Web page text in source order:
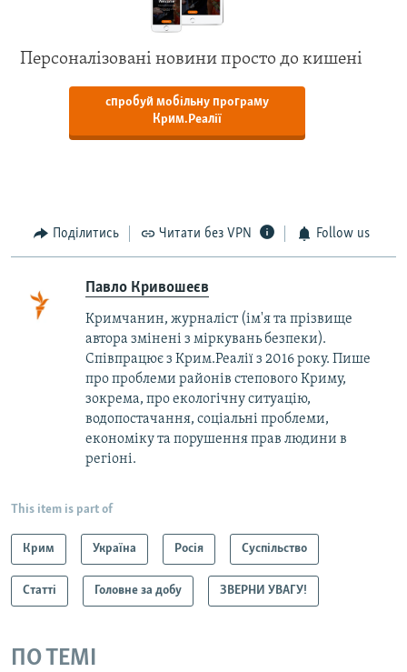
Персоналізовані новини просто до кишені
спробуй мобільну програму
Крим.Реалії
Поділитись Читати без VPN Follow us
Павло Кривошеєв
Кримчанин, журналіст (ім'я та прізвище
автора змінені з міркувань безпеки).
Співпрацює з Крим.Реалії з 2016 року. Пише
про проблеми районів степового Криму,
зокрема, про екологічну ситуацію,
водопостачання, соціальні проблеми,
економіку та порушення прав людини в
регіоні.
This item is part of
Крим Україна Росія Суспільство
Статті Головне за добу ЗВЕРНИ УВАГУ!
ПО ТЕМІ